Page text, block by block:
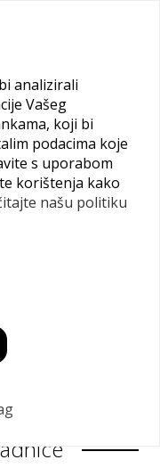
analizirali
Vašeg
koji bi
podacima koje
s uporabom
korištenja kako
našu politiku
suradnica i
na svoja pitanja